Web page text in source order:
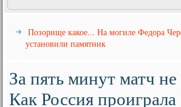
Позорище какое... На могиле Федора
установили памятник
За пять минут матч не
Как Россия